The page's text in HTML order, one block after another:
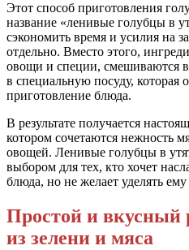
Этот способ приготовления
название «ленивые голубцы в
сэкономить время и усилия на
отдельно. Вместо этого,
овощи и специи, смешиваются
в специальную посуду, которая
приготовление блюда.
В результате получается
котором сочетаются нежность
овощей. Ленивые голубцы в
выбором для тех, кто хочет
блюда, но не желает уделять
Простой и вкусный
из зелени и мяса